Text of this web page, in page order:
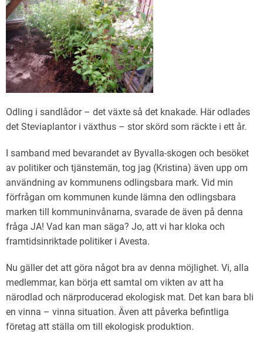
Odling i sandlådor – det växte så det knakade. Här odlades
det Steviaplantor i växthus – stor skörd som räckte i ett år.
I samband med bevarandet av Byvalla-skogen och besöket
av politiker och tjänstemän, tog jag (Kristina) även upp om
användning av kommunens odlingsbara mark. Vid min
förfrågan om kommunen kunde lämna den odlingsbara
marken till kommuninvånarna, svarade de även på denna
fråga JA! Vad kan man säga? Jo, att vi har kloka och
framtidsinriktade politiker i Avesta.
Nu gäller det att göra något bra av denna möjlighet. Vi, alla
medlemmar, kan börja ett samtal om vikten av att ha
närodlad och närproducerad ekologisk mat. Det kan bara bli
en vinna – vinna situation. Även att påverka befintliga
företag att ställa om till ekologisk produktion.